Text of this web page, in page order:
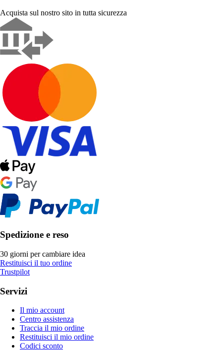
Acquista sul nostro sito in tutta sicurezza
Spedizione e reso
30 giorni per cambiare idea
Restituisci il tuo ordine
Trustpilot
Servizi
Il mio account
Centro assistenza
Traccia il mio ordine
Restituisci il mio ordine
Codici sconto